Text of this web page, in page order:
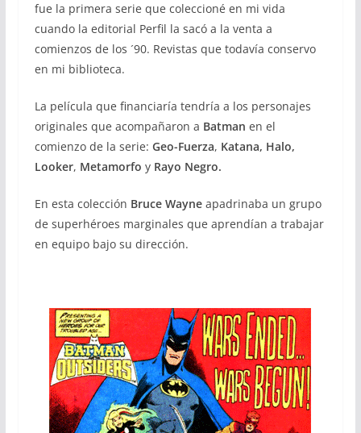
fue la primera serie que coleccioné en mi vida
cuando la editorial Perfil la sacó a la venta a
comienzos de los ´90. Revistas que todavía conservo
en mi biblioteca.
La película que financiaría tendría a los personajes
originales que acompañaron a Batman en el
comienzo de la serie: Geo-Fuerza, Katana, Halo,
Looker, Metamorfo yRayo Negro.
En esta colección Bruce Wayneapadrinaba un grupo
de superhéroes marginales que aprendían a trabajar
en equipo bajo su dirección.